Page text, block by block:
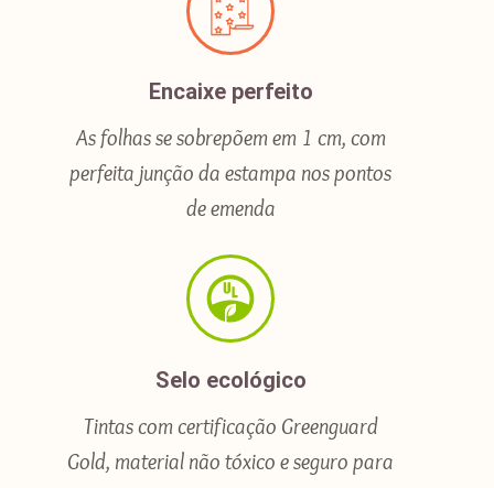
Encaixe perfeito
As folhas se sobrepõem em 1 cm, com
perfeita junção da estampa nos pontos
de emenda
Selo ecológico
Tintas com certificação Greenguard
Gold, material não tóxico e seguro para